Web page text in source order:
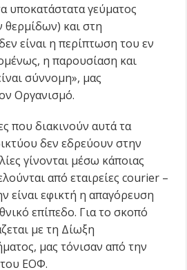
υποκατάστατα γεύματος
και στη
είναι η περίπτωση του εν
η παρουσίαση και
σύννομη», μας
Οργανισμό.
που διακινούν αυτά τα
δεν εδρεύουν στην
γίνονται μέσω κάποιας
από εταιρείες courier –
είναι εφικτή η απαγόρευση
επίπεδο. Για το σκοπό
με τη Δίωξη
μας τόνισαν από την
ΕΟΦ.